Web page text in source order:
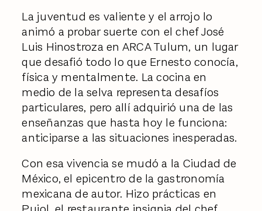
La juventud es valiente y el arrojo lo
animó a probar suerte con el chef José
Luis Hinostroza en ARCA Tulum, un lugar
que desafió todo lo que Ernesto conocía,
física y mentalmente. La cocina en
medio de la selva representa desafíos
particulares, pero allí adquirió una de las
enseñanzas que hasta hoy le funciona:
anticiparse a las situaciones inesperadas.
Con esa vivencia se mudó a la Ciudad de
México, el epicentro de la gastronomía
mexicana de autor. Hizo prácticas en